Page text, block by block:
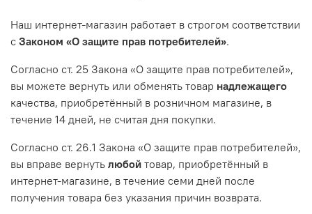
Наш интернет-магазин работает в строгом соответствии
с Законом «О защите прав потребителей».
Согласно ст. 25 Закона «О защите прав потребителей»,
вы можете вернуть или обменять товар надлежащего
качества, приобретённый в розничном магазине, в
течение 14 дней, не считая дня покупки.
Согласно ст. 26.1 Закона «О защите прав потребителей»,
вы вправе вернуть любой товар, приобретённый в
интернет-магазине, в течение семи дней после
получения товара без указания причин возврата.